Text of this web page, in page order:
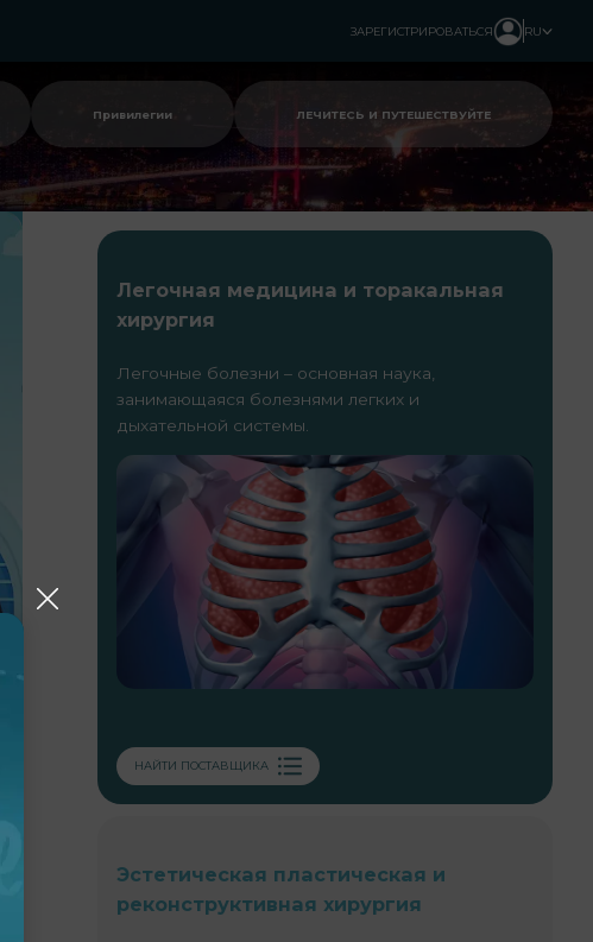
ЗАРЕГИСТРИРОВАТЬСЯ RU
Привилегии ЛЕЧИТЕСЬ И ПУТЕШЕСТВУЙТЕ
Легочная медицина и торакальная
хирургия
Легочные болезни – основная наука,
занимающаяся болезнями легких и
дыхательной системы.
НАЙТИ ПОСТАВЩИКА
Эстетическая пластическая и
реконструктивная хирургия